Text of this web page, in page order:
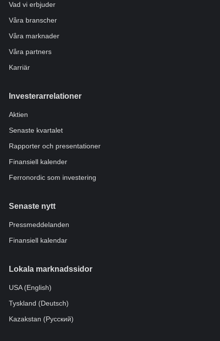
Vad vi erbjuder
Våra branscher
Våra marknader
Våra partners
Karriär
Investerarrelationer
Aktien
Senaste kvartalet
Rapporter och presentationer
Finansiell kalender
Ferronordic som investering
Senaste nytt
Pressmeddelanden
Finansiell kalendar
Lokala marknadssidor
USA (English)
Tyskland (Deutsch)
Kazakstan (Pусский)